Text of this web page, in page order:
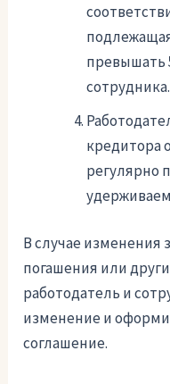
превышать
сотрудника.
кредитора
регулярно
В случае изменения
погашения или
работодатель и
изменение и
соглашение.